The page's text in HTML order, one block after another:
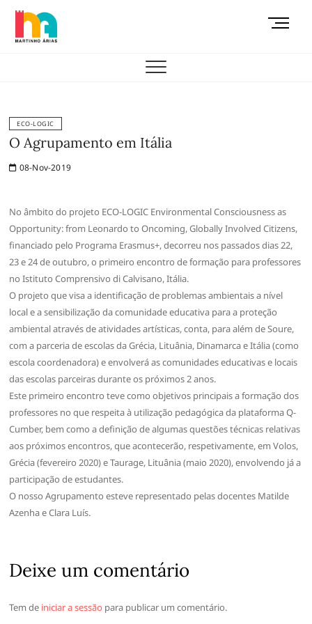
Skip
content
M
ECO-LOGIC
O Agrupamento em Itália
08-Nov-2019
No âmbito do projeto ECO-LOGIC Environmental Consciousness as
Opportunity: from Leonardo to Oncoming, Globally Involved Citizens,
financiado pelo Programa Erasmus+, decorreu nos passados dias 22,
23 e 24 de outubro, o primeiro encontro de formação para professores
no Istituto Comprensivo di Calvisano, Itália.
O projeto que visa a identificação de problemas ambientais a nível
local e a sensibilização da comunidade educativa para a proteção
ambiental através de atividades artísticas, conta, para além de Soure,
com a parceria de escolas da Grécia, Lituânia, Dinamarca e Itália (como
escola coordenadora) e envolverá as comunidades educativas e locais
das escolas parceiras durante os próximos 2 anos.
Este primeiro encontro teve como objetivos principais a formação dos
professores no que respeita à utilização pedagógica da plataforma Q-
Cumber, bem como a definição de algumas questões técnicas relativas
aos próximos encontros, que acontecerão, respetivamente, em Volos,
Grécia (fevereiro 2020) e Taurage, Lituânia (maio 2020), envolvendo já a
participação de estudantes.
O nosso Agrupamento esteve representado pelas docentes Matilde
Azenha e Clara Luís.
Deixe um comentário
Tem de iniciar a sessão para publicar um comentário.